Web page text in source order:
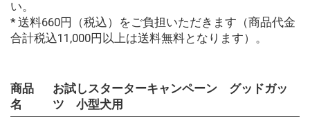
い。
* 送料660円（税込）をご負担いただきます（商品代金
合計税込11,000円以上は送料無料となります）。
商品
名
お試しスターターキャンペーン グッドガッ
ツ 小型犬用